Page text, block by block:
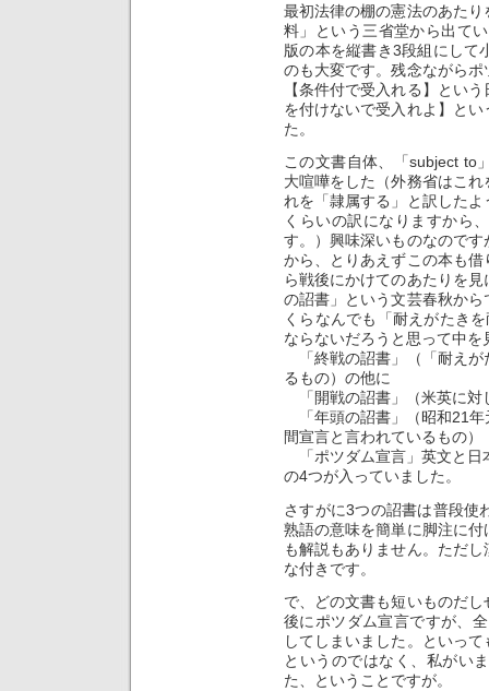
最初法律の棚の憲法のあた
料」という三省堂から出て
版の本を縦書き3段組にして
のも大変です。残念ながら
【条件付で受入れる】とい
を付けないで受入れよ】と
た。
この文書自体、「subject to
大喧嘩をした（外務省はこ
れを「隷属する」と訳した
くらいの訳になりますから
す。）興味深いものなので
から、とりあえずこの本も
ら戦後にかけてのあたりを
の詔書」という文芸春秋か
くらなんでも「耐えがたき
ならないだろうと思って中を
「終戦の詔書」（「耐えが
るもの）の他に
「開戦の詔書」（米英に対
「年頭の詔書」（昭和21年
間宣言と言われているもの）
「ポツダム宣言」英文と日
の4つが入っていました。
さすがに3つの詔書は普段使
熟語の意味を簡単に脚注に
も解説もありません。ただ
な付きです。
で、どの文書も短いものだ
後にポツダム宣言ですが、
してしまいました。といっ
というのではなく、私がい
た、ということですが。